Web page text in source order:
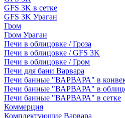
GFS 3K в сетке
GFS 3K Ураган
Гром
Гром Ураган
Печи в облицовке / Гроза
Печи в облицовке / GFS 3K
Печи в облицовке / Гром
Печи для бани Варвара
Печи банные "ВАРВАРА" в
Печи банные "ВАРВАРА" в
Печи банные "ВАРВАРА" в сетке
Коммерция
Комплектующие Варвара